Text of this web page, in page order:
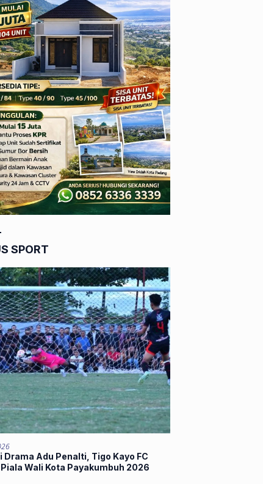
SPORT
Drama Adu Penalti, Tigo Kayo FC
Wali Kota Payakumbuh 2026